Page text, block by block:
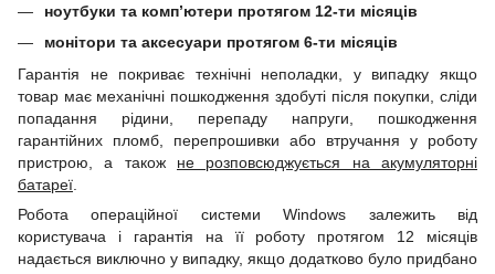
ноутбуки та комп’ютери протягом 12-ти місяців
монітори та аксесуари протягом 6-ти місяців
Гарантія не покриває технічні неполадки, у випадку якщо
товар має механічні пошкодження здобуті після покупки, сліди
попадання рідини, перепаду напруги, пошкодження
гарантійних пломб, перепрошивки або втручання у роботу
пристрою, а також не розповсюджується на акумуляторні
батареї
Робота операційної системи Windows залежить від
користувача і гарантія на її роботу протягом 12 місяців
надається виключно у випадку, якщо додатково було придбано